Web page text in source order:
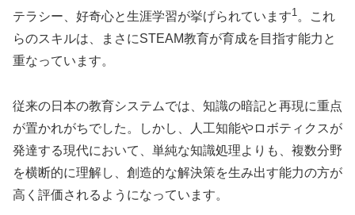
テラシー、好奇心と生涯学習が挙げられています1。これ
らのスキルは、まさにSTEAM教育が育成を目指す能力と
重なっています。
従来の日本の教育システムでは、知識の暗記と再現に重点
が置かれがちでした。しかし、人工知能やロボティクスが
発達する現代において、単純な知識処理よりも、複数分野
を横断的に理解し、創造的な解決策を生み出す能力の方が
高く評価されるようになっています。